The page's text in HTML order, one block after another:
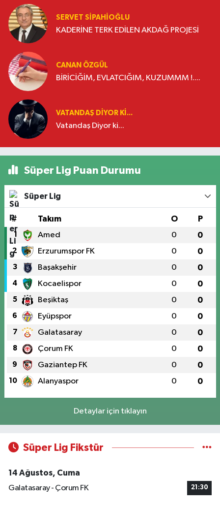
SERVET SİPAHİOĞLU
KADERİNE TERK EDİLEN AKDAĞ PROJESİ
CANAN ÖZGÜL
BİRİCİĞİM, EVLATCIĞIM, KUZUMMM !....
VATANDAŞ DIYOR KI...
Vatandaş Diyor ki...
Süper Lig Puan Durumu
Süper Lig
# Takım O P
1 Amed 0 0
2 Erzurumspor FK 0 0
3 Başakşehir 0 0
4 Kocaelispor 0 0
5 Beşiktaş 0 0
6 Eyüpspor 0 0
7 Galatasaray 0 0
8 Çorum FK 0 0
9 Gaziantep FK 0 0
10 Alanyaspor 0 0
Detaylar için tıklayın
Süper Lig Fikstür
14 Ağustos, Cuma
Galatasaray - Çorum FK
21:30